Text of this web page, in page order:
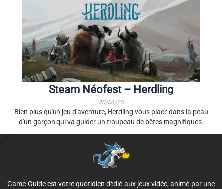
Steam Néofest – Herdling
20/06/25
Bien plus qu'un jeu d'aventure, Herdling vous place dans la peau
d'un garçon qui va guider un troupeau de bêtes magnifiques.
Game-Guide est votre quotidien dédié aux jeux vidéo, animé par une